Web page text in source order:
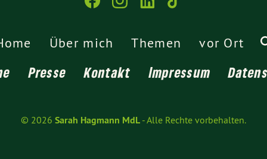
Über mich Themen vor Ort
Presse Kontakt Impressum
© 2026 Sarah Hagmann MdL - Alle Rechte vorbehalten.